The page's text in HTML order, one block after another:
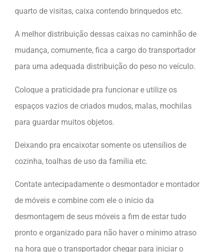
quarto de visitas, caixa contendo brinquedos etc.
A melhor distribuição dessas caixas no caminhão de
mudança, comumente, fica a cargo do transportador
para uma adequada distribuição do peso no veículo.
Coloque a praticidade pra funcionar e utilize os
espaços vazios de criados mudos, malas, mochilas
para guardar muitos objetos.
Deixando pra encaixotar somente os utensílios de
cozinha, toalhas de uso da família etc.
Contate antecipadamente o desmontador e montador
de móveis e combine com ele o início da
desmontagem de seus móveis a fim de estar tudo
pronto e organizado para não haver o mínimo atraso
na hora que o transportador chegar para iniciar o